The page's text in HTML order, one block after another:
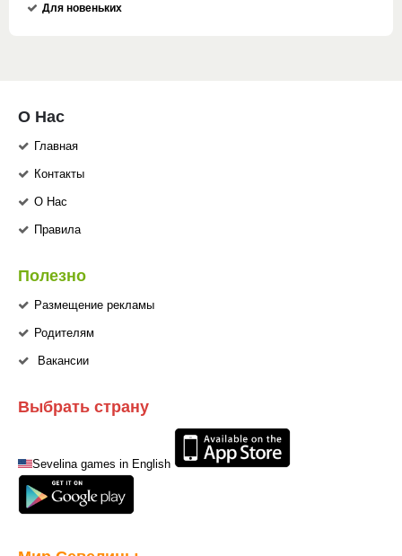
Для новеньких
О Нас
Главная
Контакты
О Нас
Правила
Полезно
Размещение рекламы
Родителям
Вакансии
Выбрать страну
Sevelina games in English